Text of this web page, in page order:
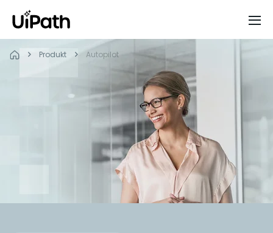
Produkt Autopilot